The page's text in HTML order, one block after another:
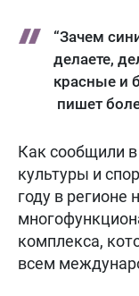
“Зачем
делаете,
красные и
пишет
Как сообщили
культуры и
году в регионе
комплекса,
всем